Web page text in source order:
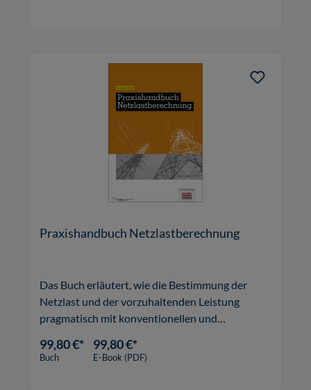
Praxishandbuch Netzlastberechnung
Das Buch erläutert, wie die Bestimmung der
Netzlast und der vorzuhaltenden Leistung
pragmatisch mit konventionellen und
durchgeführt werden kann.
99,80 €*
Buch
99,80 €*
E-Book (PDF)